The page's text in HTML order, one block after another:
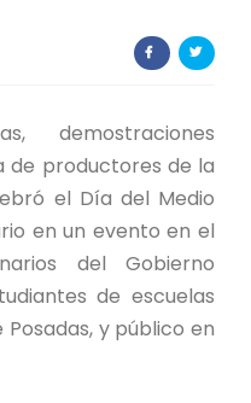
DE
demostraciones
de productores de la
el Día del Medio
en un evento en el
del Gobierno
de escuelas
y público en